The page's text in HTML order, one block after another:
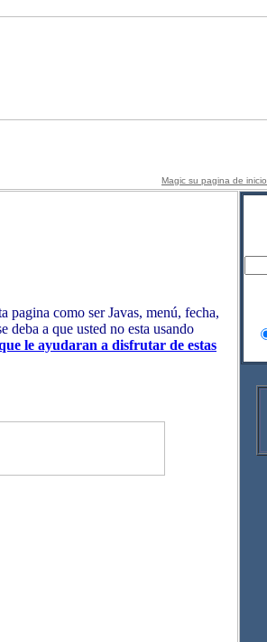
Magic su pagina de inicio
pagina como ser Javas, menú, fecha,
deba a que usted no esta usando
le ayudaran a disfrutar de estas